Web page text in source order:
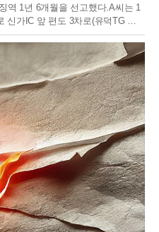
역 1년 6개월을 선고했다.A씨는 1
가IC 앞 편도 3차로(유덕TG 방
0.145%인 외제차를 몰았다. 이 사
지고 A씨는 이들 혐의로 재판에 넘
된 도로에서 시속 153km로 달리다
다가 A씨는 4년 전 음주운전으로
로 알려졌다.재판장은 “A씨가 술에
입었다. 그의 중대한 죄 때문에 징